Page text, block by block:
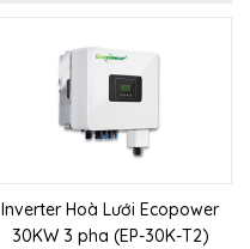
Inverter Hoà Lưới Ecopower
30KW 3 pha (EP-30K-T2)